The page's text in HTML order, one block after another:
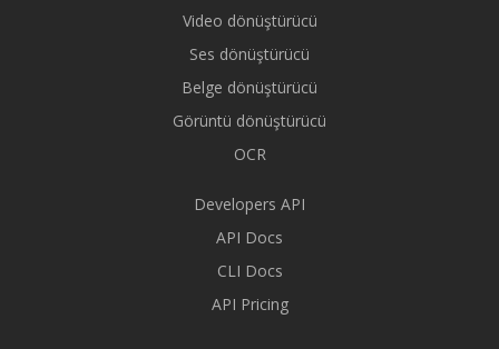
Video dönüştürücü
Ses dönüştürücü
Belge dönüştürücü
Görüntü dönüştürücü
OCR
Developers API
API Docs
CLI Docs
API Pricing